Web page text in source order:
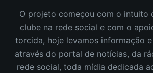
O projeto começou com o intuito
clube na rede social e com o
torcida, hoje levamos informação
através do portal de notícias, da
rede social, toda mídia dedicada